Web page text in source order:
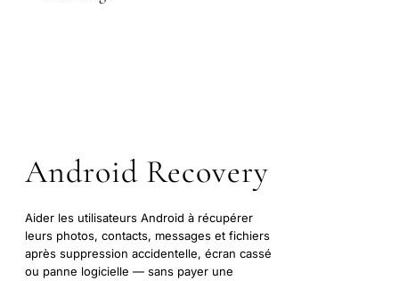
Android Recovery
Aider les utilisateurs Android à récupérer
leurs photos, contacts, messages et fichiers
après suppression accidentelle, écran cassé
ou panne logicielle — sans payer une